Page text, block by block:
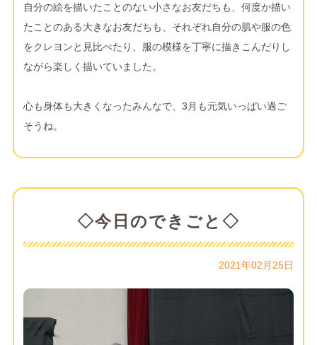
自分の絵を描いたことのない小さなお友だちも、何度か描い
たことのある大きなお友だちも、それぞれ自分の肌や服の色
をクレヨンと見比べたり、服の模様を丁寧に描きこんだりし
ながら楽しく描いていました。
心も身体も大きくなったみんなで、3月も元気いっぱい過ご
そうね。
◇今日のできごと◇
2021年02月25日